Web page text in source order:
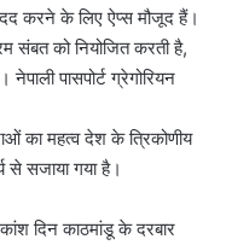
करने के लिए ऐप्स मौजूद हैं।
संबत को नियोजित करती है,
पासपोर्ट ग्रेगोरियन
का महत्व देश के त्रिकोणीय
से सजाया गया है।
दिन काठमांडू के दरबार